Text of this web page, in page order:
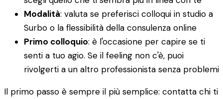
Modalità: valuta se preferisci colloqui in studio a
Surbo o la flessibilità della consulenza online
Primo colloquio: è l'occasione per capire se ti
senti a tuo agio. Se il feeling non c'è, puoi
rivolgerti a un altro professionista senza problemi
Il primo passo è sempre il più semplice: contatta chi ti